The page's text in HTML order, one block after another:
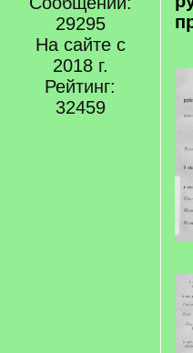
29295
На сайте с
2018 г.
Рейтинг:
32459